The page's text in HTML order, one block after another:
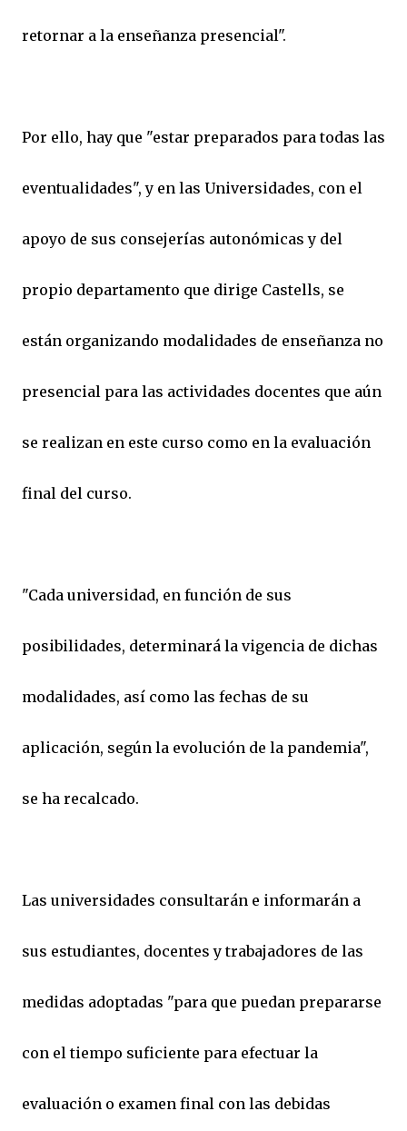
retornar a la enseñanza presencial".
Por ello, hay que "estar preparados para todas las
eventualidades", y en las Universidades, con el
apoyo de sus consejerías autonómicas y del
propio departamento que dirige Castells, se
están organizando modalidades de enseñanza no
presencial para las actividades docentes que aún
se realizan en este curso como en la evaluación
final del curso.
"Cada universidad, en función de sus
posibilidades, determinará la vigencia de dichas
modalidades, así como las fechas de su
aplicación, según la evolución de la pandemia",
se ha recalcado.
Las universidades consultarán e informarán a
sus estudiantes, docentes y trabajadores de las
medidas adoptadas "para que puedan prepararse
con el tiempo suficiente para efectuar la
evaluación o examen final con las debidas